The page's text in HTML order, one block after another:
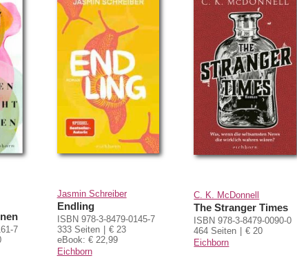
7
Jasmin Schreiber
Endling
ISBN 978-3-8479-0145-7
333 Seiten
€ 23
eBook: € 22,99
Eichborn
C. K. McDonnell
The Stranger Times
ISBN 978-3-8479-0090-0
464 Seiten
€ 20
Eichborn